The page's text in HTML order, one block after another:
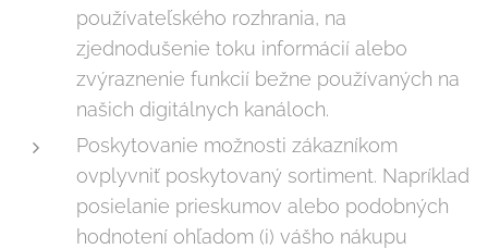
používateľského rozhrania, na
zjednodušenie toku informácií alebo
zvýraznenie funkcií bežne používaných na
našich digitálnych kanáloch.
Poskytovanie možnosti zákazníkom
ovplyvniť poskytovaný sortiment. Napríklad
posielanie prieskumov alebo podobných
hodnotení ohľadom (i) vášho nákupu